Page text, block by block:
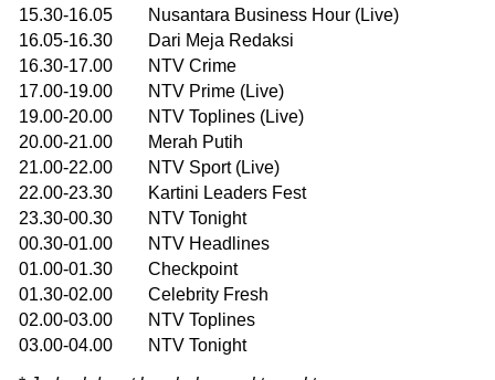
15.30-16.05 Nusantara Business Hour (Live)
16.05-16.30 Dari Meja Redaksi
16.30-17.00 NTV Crime
17.00-19.00 NTV Prime (Live)
19.00-20.00 NTV Toplines (Live)
20.00-21.00 Merah Putih
21.00-22.00 NTV Sport (Live)
22.00-23.30 Kartini Leaders Fest
23.30-00.30 NTV Tonight
00.30-01.00 NTV Headlines
01.00-01.30 Checkpoint
01.30-02.00 Celebrity Fresh
02.00-03.00 NTV Toplines
03.00-04.00 NTV Tonight